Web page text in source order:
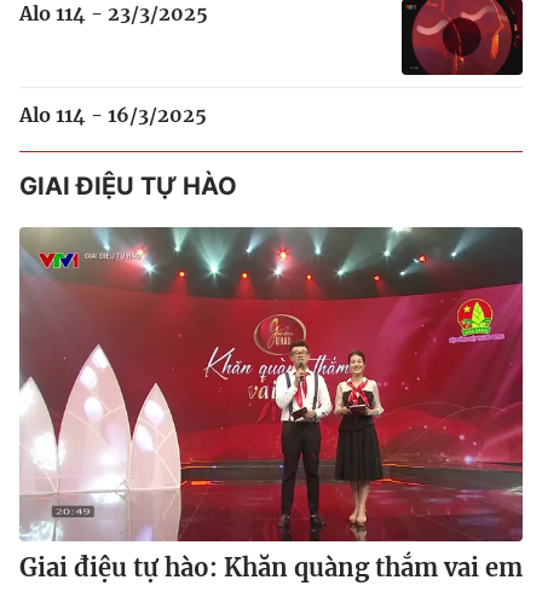
Alo 114 - 23/3/2025
Alo 114 - 16/3/2025
GIAI ĐIỆU TỰ HÀO
Giai điệu tự hào: Khăn quàng thắm vai em